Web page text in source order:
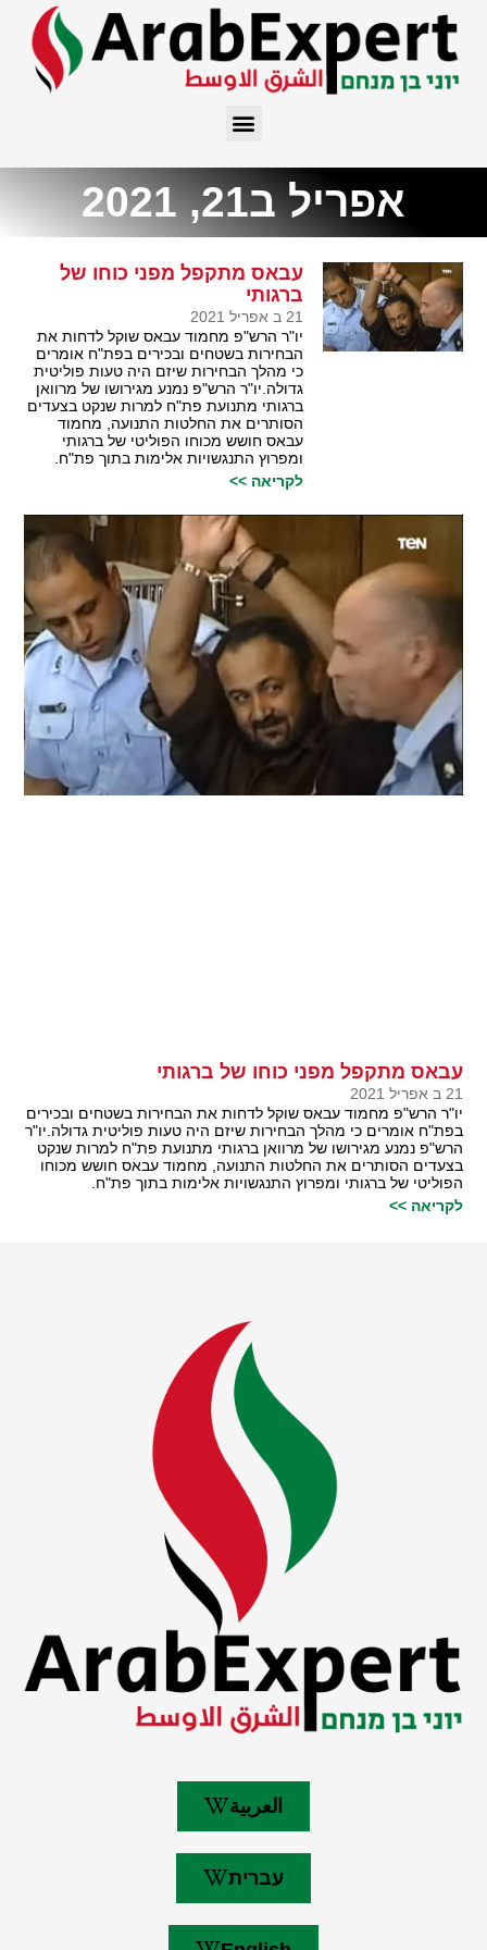
אפריל ב21, 2021
עבאס מתקפל מפני כוחו של
ברגותי
21 ב אפריל 2021
יו"ר הרש"פ מחמוד עבאס שוקל לדחות את
הבחירות בשטחים ובכירים בפת"ח אומרים
כי מהלך הבחירות שיזם היה טעות פוליטית
גדולה.יו"ר הרש"פ נמנע מגירושו של מרוואן
ברגותי מתנועת פת"ח למרות שנקט בצעדים
הסותרים את החלטות התנועה, מחמוד
עבאס חושש מכוחו הפוליטי של ברגותי
ומפרוץ התנגשויות אלימות בתוך פת"ח.
לקריאה >>
עבאס מתקפל מפני כוחו של ברגותי
21 ב אפריל 2021
יו"ר הרש"פ מחמוד עבאס שוקל לדחות את הבחירות בשטחים ובכירים
בפת"ח אומרים כי מהלך הבחירות שיזם היה טעות פוליטית גדולה.יו"ר
הרש"פ נמנע מגירושו של מרוואן ברגותי מתנועת פת"ח למרות שנקט
בצעדים הסותרים את החלטות התנועה, מחמוד עבאס חושש מכוחו
הפוליטי של ברגותי ומפרוץ התנגשויות אלימות בתוך פת"ח.
לקריאה >>
العربية
עברית